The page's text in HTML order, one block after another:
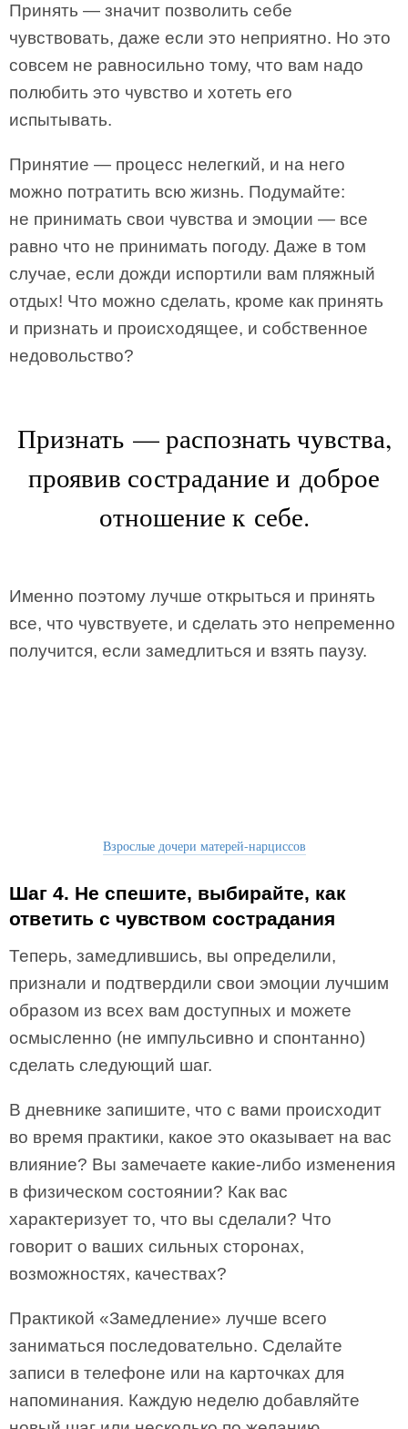
Принять — значит позволить себе
чувствовать, даже если это неприятно. Но это
совсем не равносильно тому, что вам надо
полюбить это чувство и хотеть его
испытывать.
Принятие — процесс нелегкий, и на него
можно потратить всю жизнь. Подумайте:
не принимать свои чувства и эмоции — все
равно что не принимать погоду. Даже в том
случае, если дожди испортили вам пляжный
отдых! Что можно сделать, кроме как принять
и признать и происходящее, и собственное
недовольство?
Признать — распознать чувства,
проявив сострадание и доброе
отношение к себе.
Именно поэтому лучше открыться и принять
все, что чувствуете, и сделать это непременно
получится, если замедлиться и взять паузу.
Взрослые дочери матерей-нарциссов
Шаг 4. Не спешите, выбирайте, как
ответить с чувством сострадания
Теперь, замедлившись, вы определили,
признали и подтвердили свои эмоции лучшим
образом из всех вам доступных и можете
осмысленно (не импульсивно и спонтанно)
сделать следующий шаг.
В дневнике запишите, что с вами происходит
во время практики, какое это оказывает на вас
влияние? Вы замечаете какие-либо изменения
в физическом состоянии? Как вас
характеризует то, что вы сделали? Что
говорит о ваших сильных сторонах,
возможностях, качествах?
Практикой «Замедление» лучше всего
заниматься последовательно. Сделайте
записи в телефоне или на карточках для
напоминания. Каждую неделю добавляйте